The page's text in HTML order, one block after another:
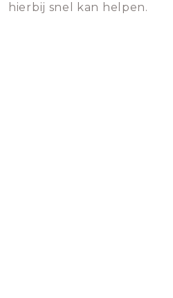
hierbij snel kan helpen.